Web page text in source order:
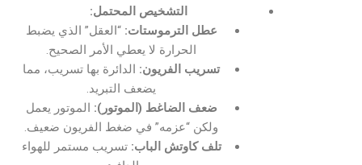
التشخيص المحتمل:
عطل الترموستات: “العقل” الذي يضبط
الحرارة لا يعطي الأمر الصحيح.
تسريب الفريون: الدائرة بها تسريب، مما
يضعف التبريد.
ضعف الضاغط (الموتور): الموتور يعمل
ولكن “عزمه” في ضغط الفريون ضعيف.
تلف كاوتش الباب: تسريب مستمر للهواء